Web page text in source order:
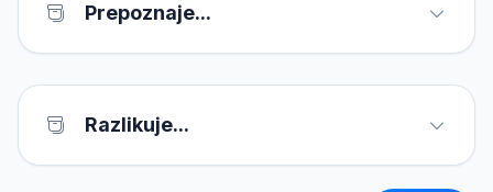
Prepoznaje...
Razlikuje...